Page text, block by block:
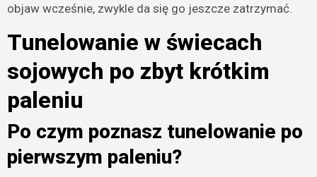
objaw wcześnie, zwykle da się go jeszcze zatrzymać.
Tunelowanie w świecach
sojowych po zbyt krótkim
paleniu
Po czym poznasz tunelowanie po
pierwszym paleniu?